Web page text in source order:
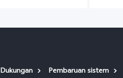
Dukungan Pembaruan sistem